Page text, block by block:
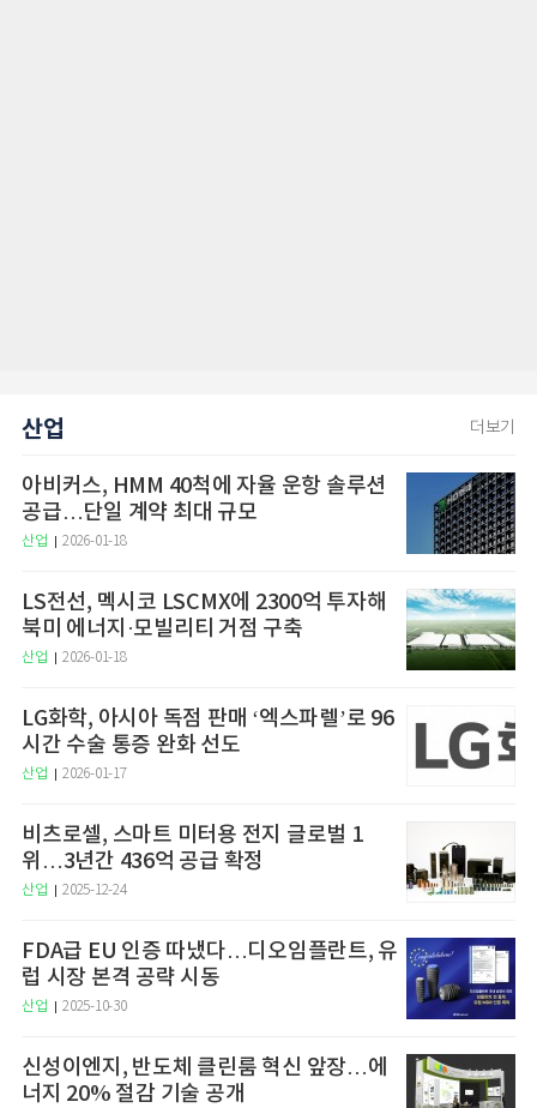
산업 더보기
아비커스, HMM 40척에 자율 운항 솔루션
공급…단일 계약 최대 규모
산업 2026-01-18
LS전선, 멕시코 LSCMX에 2300억 투자해
북미 에너지·모빌리티 거점 구축
산업 2026-01-18
LG화학, 아시아 독점 판매 ‘엑스파렐’로 96
시간 수술 통증 완화 선도
산업 2026-01-17
비츠로셀, 스마트 미터용 전지 글로벌 1
위…3년간 436억 공급 확정
산업 2025-12-24
FDA급 EU 인증 따냈다…디오임플란트, 유
럽 시장 본격 공략 시동
산업 2025-10-30
신성이엔지, 반도체 클린룸 혁신 앞장…에
너지 20% 절감 기술 공개